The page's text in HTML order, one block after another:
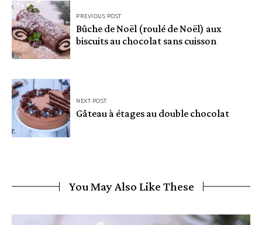
Navigation
de
l’article
PREVIOUS POST
Bûche de Noël (roulé de Noël) aux
biscuits au chocolat sans cuisson
NEXT POST
Gâteau à étages au double chocolat
You May Also Like These